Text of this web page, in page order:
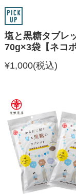
塩と黒糖タブレ
70g×3袋【ネコポ
¥1,000(税込)